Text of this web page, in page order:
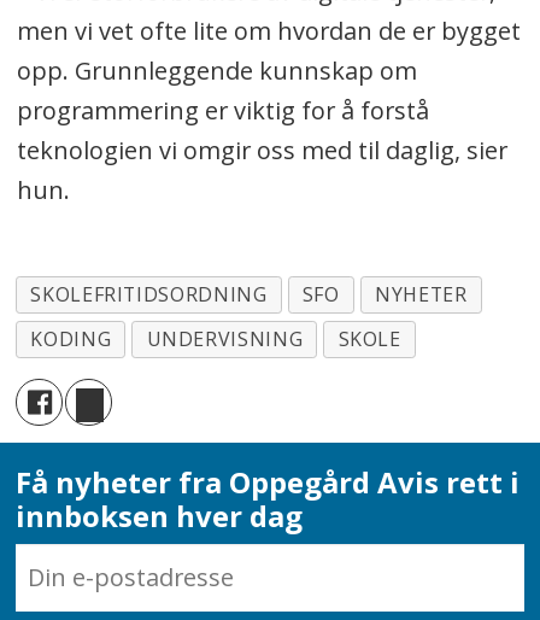
men vi vet ofte lite om hvordan de er bygget
opp. Grunnleggende kunnskap om
programmering er viktig for å forstå
teknologien vi omgir oss med til daglig, sier
hun.
SKOLEFRITIDSORDNING SFO
NYHETER
KODING
UNDERVISNING SKOLE
Få nyheter fra Oppegård Avis rett i
innboksen hver dag